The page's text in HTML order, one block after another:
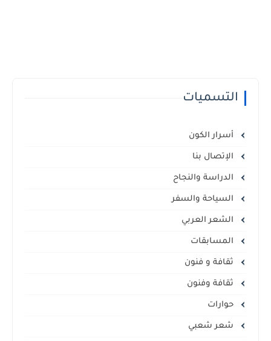
التسميات
أسرار الكون
الإتصال بنا
الدراسة والنجاح
السياحة والسفر
الشعر العربي
المسابقات
ثقافة و فنون
ثقافة وفنون
حوارات
شعر شعبي